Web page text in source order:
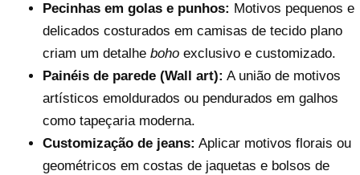
Pecinhas em golas e punhos: Motivos pequenos e
delicados costurados em camisas de tecido plano
criam um detalhe bohoexclusivo e customizado.
Painéis de parede (Wall art): A união de motivos
artísticos emoldurados ou pendurados em galhos
como tapeçaria moderna.
Customização de jeans: Aplicar motivos florais ou
geométricos em costas de jaquetas e bolsos de